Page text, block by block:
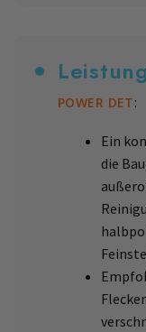
POWER DET:
Ein
die